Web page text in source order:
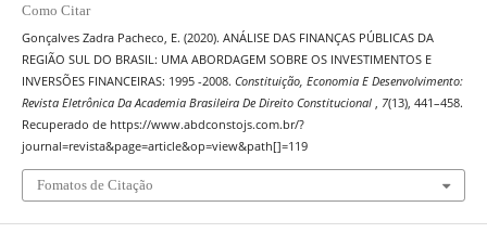
Como Citar
Gonçalves Zadra Pacheco, E. (2020). ANÁLISE DAS FINANÇAS PÚBLICAS DA
REGIÃO SUL DO BRASIL: UMA ABORDAGEM SOBRE OS INVESTIMENTOS E
INVERSÕES FINANCEIRAS: 1995 -2008. Constituição, Economia E Desenvolvimento:
Revista Eletrônica Da Academia Brasileira De Direito Constitucional , 7(13), 441–458.
Recuperado de https://www.abdconstojs.com.br/?
journal=revista&page=article&op=view&path[]=119
Fomatos de Citação